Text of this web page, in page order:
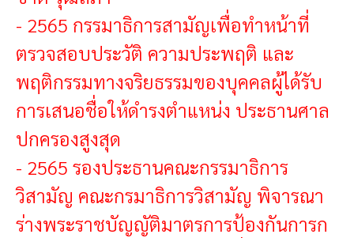
- 2565 กรรมาธิการสามัญเพื่อทำหน้าที่
ตรวจสอบประวัติ ความประพฤติ และ
พฤติกรรมทางจริยธรรมของบุคคลผู้ได้รับ
การเสนอชื่อให้ดำรงตำแหน่ง ประธานศาล
ปกครองสูงสุด
- 2565 รองประธานคณะกรรมาธิการ
วิสามัญ คณะกรมาธิการวิสามัญ พิจารณา
ร่างพระราชบัญญัติมาตรการป้องกันการก